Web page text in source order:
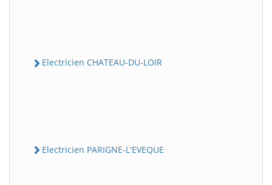
Electricien CHATEAU-DU-LOIR
Electricien PARIGNE-L'EVEQUE